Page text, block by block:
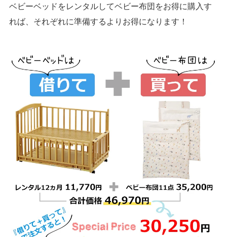
ベビーベッドをレンタルしてベビー布団をお得に購入す
れば、それぞれに準備するよりお得になります！